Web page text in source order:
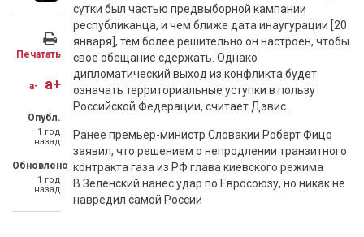
Печатать
a- a+
Опубл.
1 год
назад
Обновлено
1 год
назад
сутки был частью предвыборной кампании
республиканца, и чем ближе дата инаугурации [20
января], тем более решительно он настроен, чтобы
свое обещание сдержать. Однако
дипломатический выход из конфликта будет
означать территориальные уступки в пользу
Российской Федерации, считает Дэвис.
Ранее премьер-министр Словакии Роберт Фицо
заявил, что решением о непродлении транзитного
контракта газа из РФ глава киевского режима
В.Зеленский нанес удар по Евросоюзу, но никак не
навредил самой России